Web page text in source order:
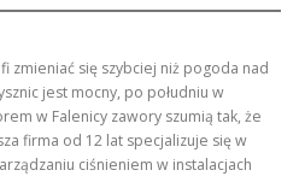
zmieniać się szybciej niż pogoda nad
jest mocny, po południu w
w Falenicy zawory szumią tak, że
firma od 12 lat specjalizuje się w
ciśnieniem w instalacjach